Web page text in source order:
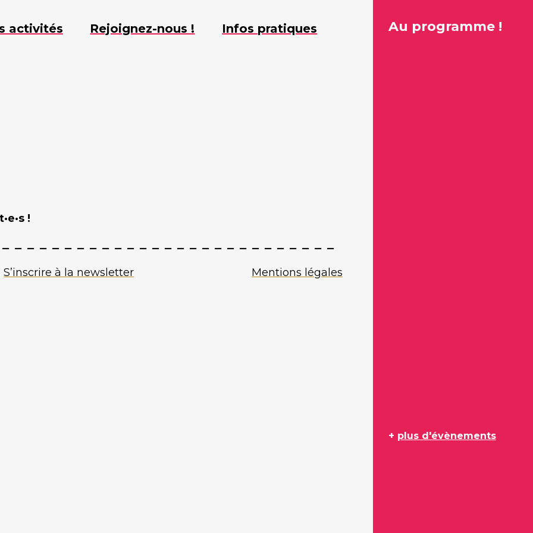
activités Rejoignez-nous ! Infos pratiques
!
S’inscrire à la newsletter Mentions légales
Au programme !
+ plus d'évènements